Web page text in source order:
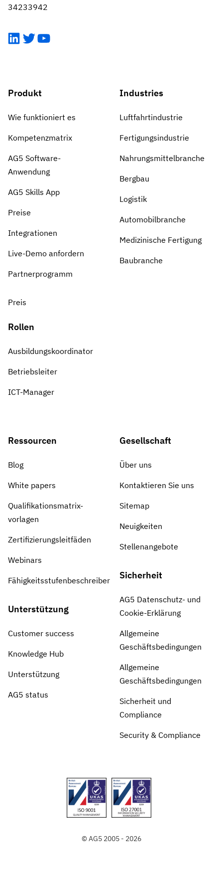
34233942
LinkedIn
TwitterYouTube
Produkt
Wie funktioniert es
Kompetenzmatrix
AG5 Software-
Anwendung
AG5 Skills App
Preise
Integrationen
Live-Demo anfordern
Partnerprogramm
Preis
Rollen
Ausbildungskoordinator
Betriebsleiter
ICT-Manager
Industries
Luftfahrtindustrie
Fertigungsindustrie
Nahrungsmittelbranche
Bergbau
Logistik
Automobilbranche
Medizinische Fertigung
Baubranche
Ressourcen
Blog
White papers
Qualifikationsmatrix-
vorlagen
Zertifizierungsleitfäden
Webinars
Fähigkeitsstufenbeschreiber
Unterstützung
Customer success
Knowledge Hub
Unterstützung
AG5 status
Gesellschaft
Über uns
Kontaktieren Sie uns
Sitemap
Neuigkeiten
Stellenangebote
Sicherheit
AG5 Datenschutz- und
Cookie-Erklärung
Allgemeine
Geschäftsbedingungen
Allgemeine
Geschäftsbedingungen
Sicherheit und
Compliance
Security & Compliance
© AG5 2005 - 2026